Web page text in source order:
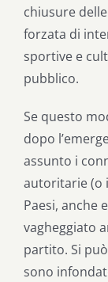
chiusure
forzata di
sportive e
pubblico.
Se questo
dopo
assunto i
autoritarie (o
Paesi, anche
vagheggiato
partito. Si
sono